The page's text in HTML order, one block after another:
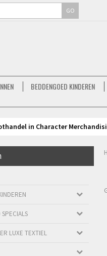
GO
BEDDENGOED KINDEREN
in Character
LUXE TEXTIEL